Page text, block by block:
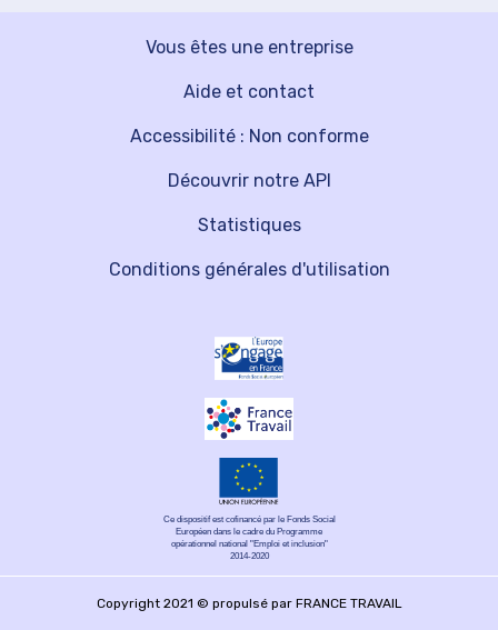
Vous êtes une entreprise
Découvrir notre API
Aide et contact
Statistiques
Accessibilité : Non conforme
Conditions générales d'utilisation
Ce dispositif est cofinancé par le Fonds Social
Européen dans le cadre du Programme
opérationnel national "Emploi et inclusion"
2014-2020
Copyright 2021 © propulsé par FRANCE TRAVAIL